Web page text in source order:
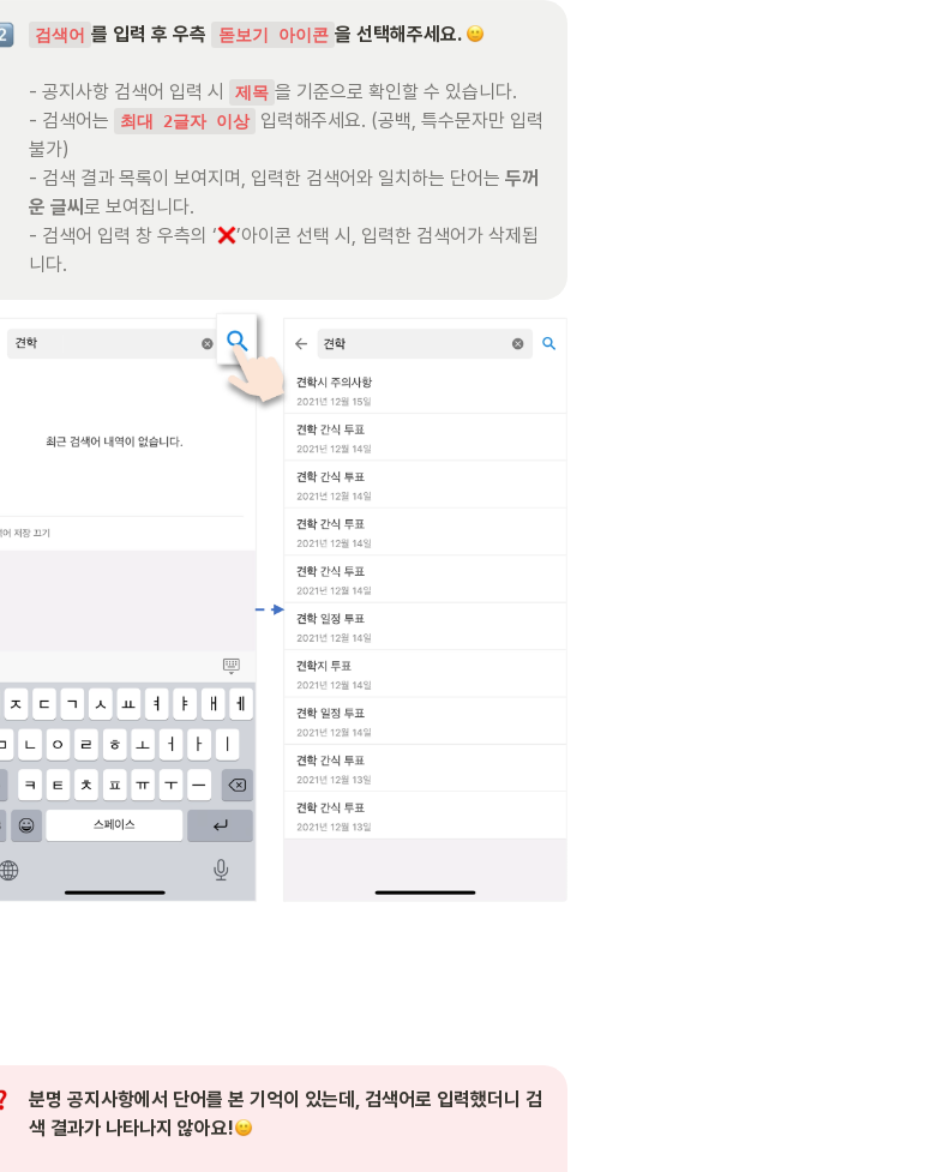
검색어 를 입력 후 우측 돋보기 아이콘 을 선택해주세요.
- 공지사항 검색어 입력 시 제목 을 기준으로 확인할 수 있습니다.
- 검색어는
최대 2글자 이상
입력해주세요. (공백, 특수문자만 입력
불가)
- 검색 결과 목록이 보여지며, 입력한 검색어와 일치하는 단어는 두꺼
운 글씨로 보여집니다.
- 검색어 입력 창 우측의 ‘
’아이콘 선택 시, 입력한 검색어가 삭제됩
니다.
분명 공지사항에서 단어를 본 기억이 있는데, 검색어로 입력했더니 검
색 결과가 나타나지 않아요!